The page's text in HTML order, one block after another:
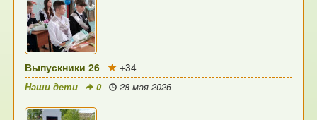
Выпускники 26 +34
Наши дети 0 28 мая 2026